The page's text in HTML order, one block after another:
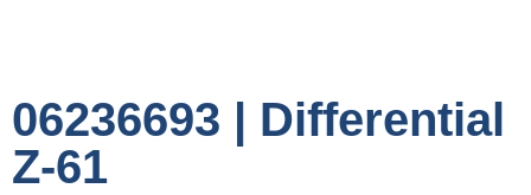
06236693 | Differential
Z-61